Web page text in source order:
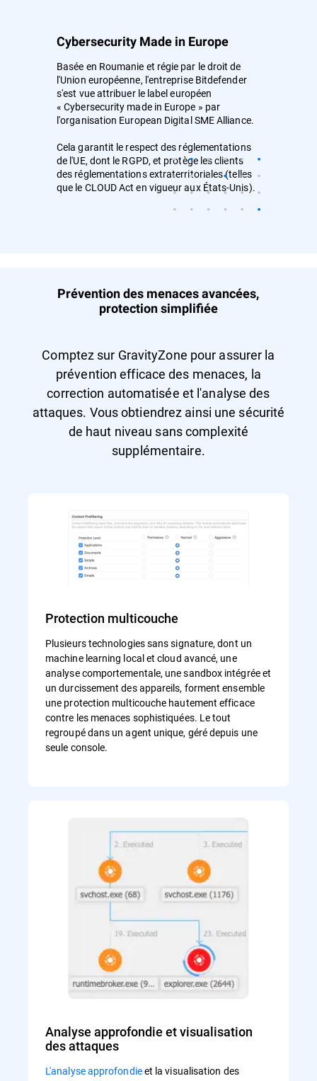
Cybersecurity Made in Europe
Basée en Roumanie et régie par le droit de
l'Union européenne, l'entreprise Bitdefender
s'est vue attribuer le label européen
« Cybersecurity made in Europe » par
l'organisation European Digital SME Alliance.
Cela garantit le respect des réglementations
de l'UE, dont le RGPD, et protège les clients
des réglementations extraterritoriales (telles
que le CLOUD Act en vigueur aux États-Unis).
Prévention des menaces avancées,
protection simplifiée
Comptez sur GravityZone pour assurer la
prévention efficace des menaces, la
correction automatisée et l'analyse des
attaques. Vous obtiendrez ainsi une sécurité
de haut niveau sans complexité
supplémentaire.
Protection multicouche
Plusieurs technologies sans signature, dont un
machine learning local et cloud avancé, une
analyse comportementale, une sandbox intégrée et
un durcissement des appareils, forment ensemble
une protection multicouche hautement efficace
contre les menaces sophistiquées. Le tout
regroupé dans un agent unique, géré depuis une
seule console.
Analyse approfondie et visualisation
des attaques
L'analyse approfondieet la visualisation des